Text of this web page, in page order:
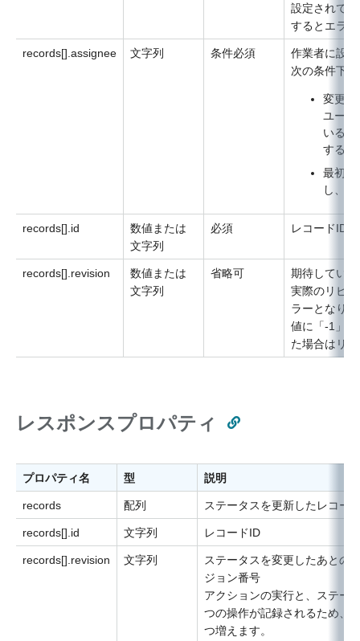
設定されて
するとエラ
records[].assignee 文字列 条件必須
作業者に設
次の条件下
変更先
ユー
いる
する場
最初の
し、
records[].id
数値または
文字列
必須 レコードID
records[].revision
数値または
文字列
省略可
期待してい
実際のリビ
ラーとなり
値に「-1」
た場合はリ
レスポンスプロパティ
プロパティ名 型 説明
records 配列 ステータスを更新したレコー
records[].id 文字列 レコードID
records[].revision 文字列
ステータスを変更したあとの
ジョン番号
アクションの実行と、ステー
つの操作が記録されるため、
つ増えます。